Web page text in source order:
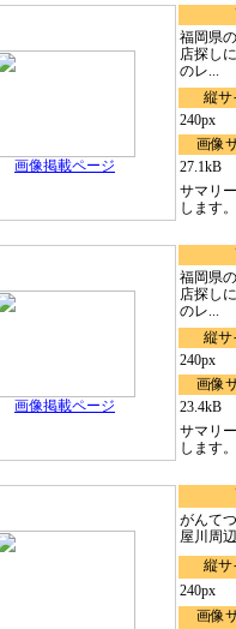
画像掲載ページ
福岡県
店探し
のレ...
縦サ
240px
画像
27.1kB
サマリ
します
画像掲載ページ
福岡県
店探し
のレ...
縦サ
240px
画像
23.4kB
サマリ
します
がんて
屋川周
縦サ
240px
画像